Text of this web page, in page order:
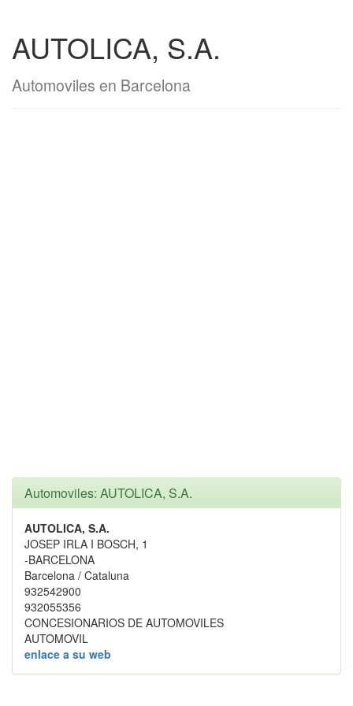
AUTOLICA, S.A.
Automoviles en Barcelona
Automoviles: AUTOLICA, S.A.
AUTOLICA, S.A.
JOSEP IRLA I BOSCH, 1
-BARCELONA
Barcelona / Cataluna
932542900
932055356
CONCESIONARIOS DE AUTOMOVILES
AUTOMOVIL
enlace a su web